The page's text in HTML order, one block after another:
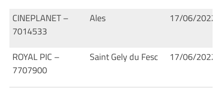
CINEPLANET –
7014533
Ales 17/06/2022
ROYAL PIC –
7707900
Saint Gely du Fesc 17/06/2022